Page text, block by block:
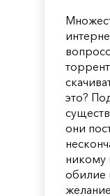
это?
они
никому
обилие